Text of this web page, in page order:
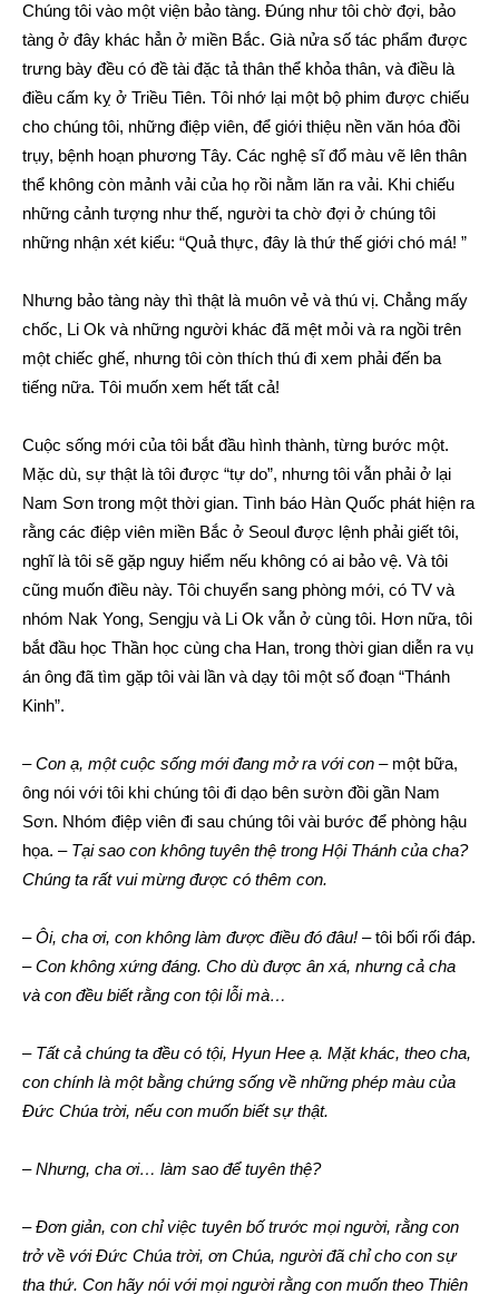
Chúng tôi vào một viện bảo tàng. Đúng như tôi chờ đợi, bảo
tàng ở đây khác hẳn ở miền Bắc. Già nửa số tác phẩm được
trưng bày đều có đề tài đặc tả thân thể khỏa thân, và điều là
điều cấm kỵ ở Triều Tiên. Tôi nhớ lại một bộ phim được chiếu
cho chúng tôi, những điệp viên, để giới thiệu nền văn hóa đồi
trụy, bệnh hoạn phương Tây. Các nghệ sĩ đổ màu vẽ lên thân
thể không còn mảnh vải của họ rồi nằm lăn ra vải. Khi chiếu
những cảnh tượng như thế, người ta chờ đợi ở chúng tôi
những nhận xét kiểu: “Quả thực, đây là thứ thế giới chó má! ”
Nhưng bảo tàng này thì thật là muôn vẻ và thú vị. Chẳng mấy
chốc, Li Ok và những người khác đã mệt mỏi và ra ngồi trên
một chiếc ghế, nhưng tôi còn thích thú đi xem phải đến ba
tiếng nữa. Tôi muốn xem hết tất cả!
Cuộc sống mới của tôi bắt đầu hình thành, từng bước một.
Mặc dù, sự thật là tôi được “tự do”, nhưng tôi vẫn phải ở lại
Nam Sơn trong một thời gian. Tình báo Hàn Quốc phát hiện ra
rằng các điệp viên miền Bắc ở Seoul được lệnh phải giết tôi,
nghĩ là tôi sẽ gặp nguy hiểm nếu không có ai bảo vệ. Và tôi
cũng muốn điều này. Tôi chuyển sang phòng mới, có TV và
nhóm Nak Yong, Sengju và Li Ok vẫn ở cùng tôi. Hơn nữa, tôi
bắt đầu học Thần học cùng cha Han, trong thời gian diễn ra vụ
án ông đã tìm gặp tôi vài lần và dạy tôi một số đoạn “Thánh
Kinh”.
–Con ạ, một cuộc sống mới đang mở ra với con – một bữa,
ông nói với tôi khi chúng tôi đi dạo bên sườn đồi gần Nam
Sơn. Nhóm điệp viên đi sau chúng tôi vài bước để phòng hậu
họa. – Tại sao con không tuyên thệ trong Hội Thánh của cha?
Chúng ta rất vui mừng được có thêm con.
–Ôi, cha ơi, con không làm được điều đó đâu! – tôi bối rối đáp.
–Con không xứng đáng. Cho dù được ân xá, nhưng cả cha
và con đều biết rằng con tội lỗi mà…
– Tất cả chúng ta đều có tội, Hyun Hee ạ. Mặt khác, theo cha,
con chính là một bằng chứng sống về những phép màu của
Đức Chúa trời, nếu con muốn biết sự thật.
–Nhưng, cha ơi… làm sao để tuyên thệ?
–Đơn giản, con chỉ việc tuyên bố trước mọi người, rằng con
trở về với Đức Chúa trời, ơn Chúa, người đã chỉ cho con sự
tha thứ. Con hãy nói với mọi người rằng con muốn theo Thiên